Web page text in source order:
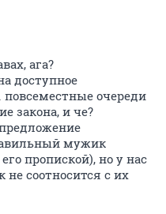
ага?
доступное
повсеместные очереди
закона, и че?
мужик
пропиской), но у нас
не соотносится с их